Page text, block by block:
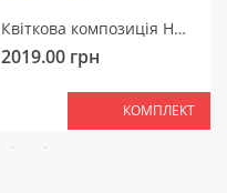
Квіткова композиція Ніжний мотив
2019.00 грн
КОМПЛЕКТ